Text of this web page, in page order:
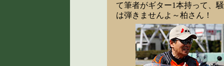
て筆者がギター1本持って、
は弾きませんよ～柏さん！